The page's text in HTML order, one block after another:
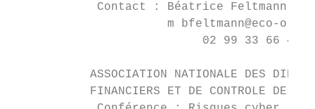
            Contact : Béatrice Feltmann
m bfeltmann@eco-
                           02 99 33 66 41
ASSOCIATION NATIONALE DES
FINANCIERS ET DE CONTROLE DE